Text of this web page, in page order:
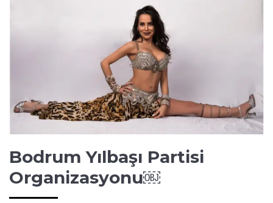
Bodrum Yılbaşı Partisi
Organizasyonu￼